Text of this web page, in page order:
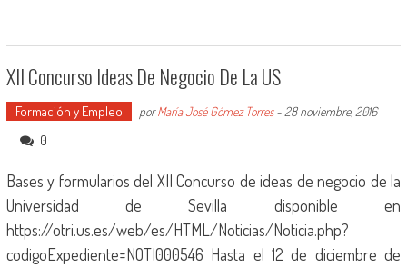
XII Concurso Ideas De Negocio De La US
Formación y Empleo porMaría José Gómez Torres- 28 noviembre, 2016
0
Bases y formularios del XII Concurso de ideas de negocio de la
Universidad de Sevilla disponible en
https://otri.us.es/web/es/HTML/Noticias/Noticia.php?
codigoExpediente=NOTI000546 Hasta el 12 de diciembre de